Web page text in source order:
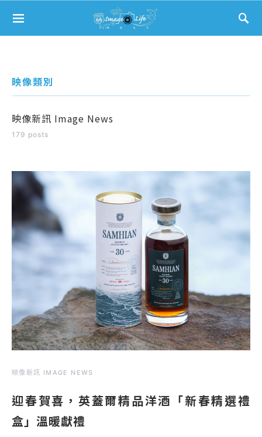
Search for:
映像類別
映像新訊 Image News
179 posts
映像新訊 IMAGE NEWS
迎春賀喜，英蓋爾精品洋酒「新春精選禮
盒」溫暖獻禮